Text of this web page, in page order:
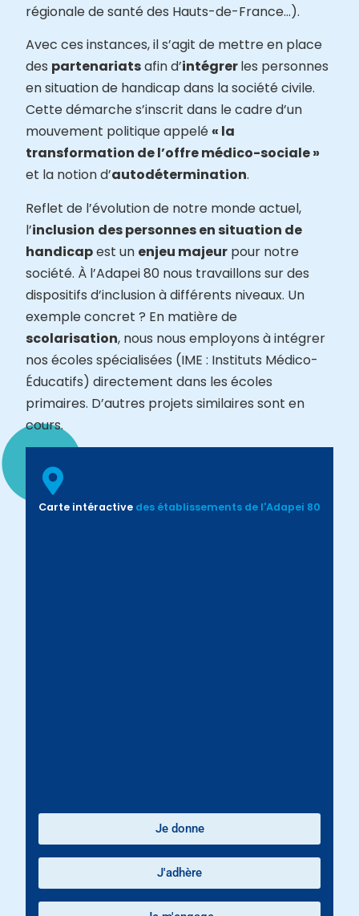
Carte intéractive des établissements de l'Adapei 80
Je donne
J'adhère
régionale de santé des Hauts-de-France…).
Avec ces instances, il s’agit de mettre en place
des partenariatsafin d’intégrerles personnes
en situation de handicap dans la société civile.
Cette démarche s’inscrit dans le cadre d’un
mouvement politique appelé « la
transformation de l’offre médico-sociale »
et la notion d’autodétermination.
Reflet de l’évolution de notre monde actuel,
l’inclusion des personnes en situation de
handicapest un enjeu majeur pour notre
société. À l’Adapei 80 nous travaillons sur des
dispositifs d’inclusion à différents niveaux. Un
exemple concret ? En matière de
scolarisation, nous nous employons à intégrer
nos écoles spécialisées (IME : Instituts Médico-
Éducatifs) directement dans les écoles
primaires. D’autres projets similaires sont en
cours.